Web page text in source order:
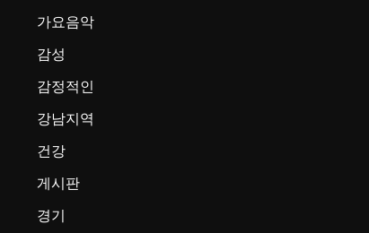
가요음악
감성
감정적인
강남지역
건강
게시판
경기